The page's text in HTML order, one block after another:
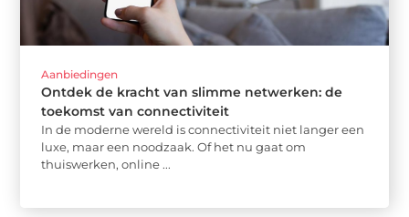
Aanbiedingen
Ontdek de kracht van slimme netwerken: de
toekomst van connectiviteit
In de moderne wereld is connectiviteit niet langer een
luxe, maar een noodzaak. Of het nu gaat om
thuiswerken, online ...